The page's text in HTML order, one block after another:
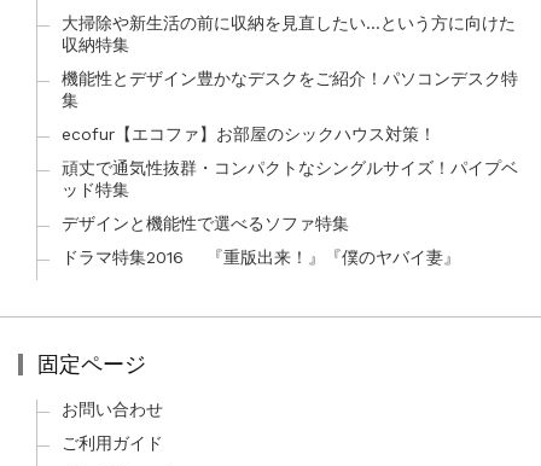
大掃除や新生活の前に収納を見直したい…という方に向けた
収納特集
機能性とデザイン豊かなデスクをご紹介！パソコンデスク特
集
ecofur【エコファ】お部屋のシックハウス対策！
頑丈で通気性抜群・コンパクトなシングルサイズ！パイプベ
ッド特集
デザインと機能性で選べるソファ特集
ドラマ特集2016 『重版出来！』『僕のヤバイ妻』
固定ページ
お問い合わせ
ご利用ガイド